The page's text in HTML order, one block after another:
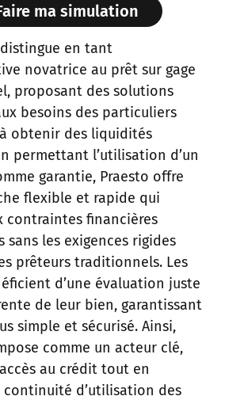
ma simulation
en tant
novatrice au prêt sur gage
proposant des solutions
besoins des particuliers
obtenir des liquidités
permettant l’utilisation d’un
garantie, Praesto offre
flexible et rapide qui
contraintes financières
sans les exigences rigides
prêteurs traditionnels. Les
d’une évaluation juste
de leur bien, garantissant
simple et sécurisé. Ainsi,
comme un acteur clé,
au crédit tout en
continuité d’utilisation des